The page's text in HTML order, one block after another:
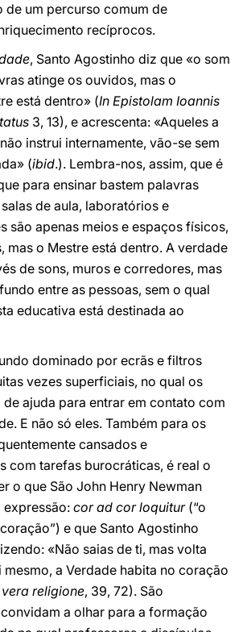
de um percurso comum de
recíprocos.
, Santo Agostinho diz que «o som
atinge os ouvidos, mas o
está dentro» (In Epistolam Ioannis
3, 13), e acrescenta: «Aqueles a
instrui internamente, vão-se sem
(ibid.). Lembra-nos, assim, que é
para ensinar bastem palavras
de aula, laboratórios e
são apenas meios e espaços físicos,
mas o Mestre está dentro. A verdade
de sons, muros e corredores, mas
entre as pessoas, sem o qual
educativa está destinada ao
dominado por ecrãs e filtros
vezes superficiais, no qual os
ajuda para entrar em contato com
E não só eles. Também para os
cansados e
com tarefas burocráticas, é real o
o que São John Henry Newman
expressão: cor ad cor loquitur(“o
e que Santo Agostinho
«Não saias de ti, mas volta
a Verdade habita no coração
vera religione, 39, 72). São
a olhar para a formação